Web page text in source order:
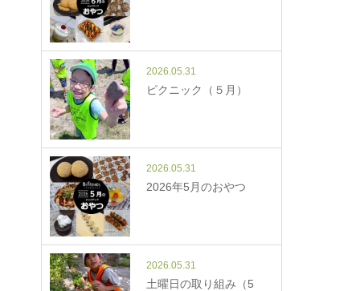
2026.05.31
ピクニック（５月）
2026.05.31
2026年5月のおやつ
2026.05.31
土曜日の取り組み（5